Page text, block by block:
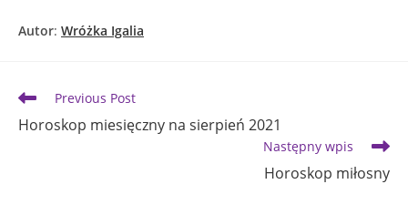
Autor: Wróżka Igalia
Read
articles
Previous Post
Horoskop miesięczny na sierpień 2021
Następny wpis
Horoskop miłosny